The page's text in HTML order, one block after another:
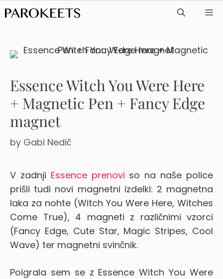
Skip
to
Essence Witch You Were Here
+ Magnetic Pen + Fancy Edge
magnet
by Gabi Nedič
V zadnji Essence prenovi so na naše police
prišli tudi novi magnetni izdelki: 2 magnetna
laka za nohte (Witch You Were Here, Witches
Come True), 4 magneti z različnimi vzorci
(Fancy Edge, Cute Star, Magic Stripes, Cool
Wave) ter magnetni svinčnik.
Poigrala sem se z Essence Witch You Were